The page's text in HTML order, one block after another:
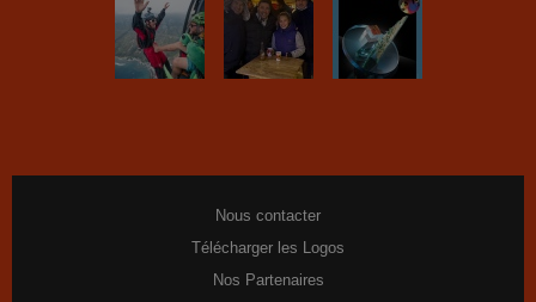
Nous contacter
Télécharger les Logos
Nos Partenaires